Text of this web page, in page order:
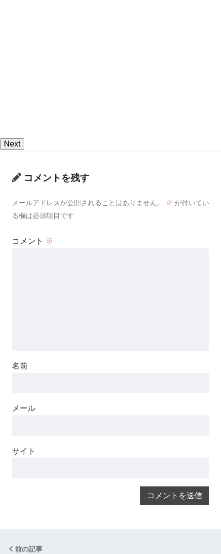
Next
コメントを残す
メールアドレスが公開されることはありません。 ※ が付いてい
る欄は必須項目です
コメント ※
名前
メール
サイト
前の記事